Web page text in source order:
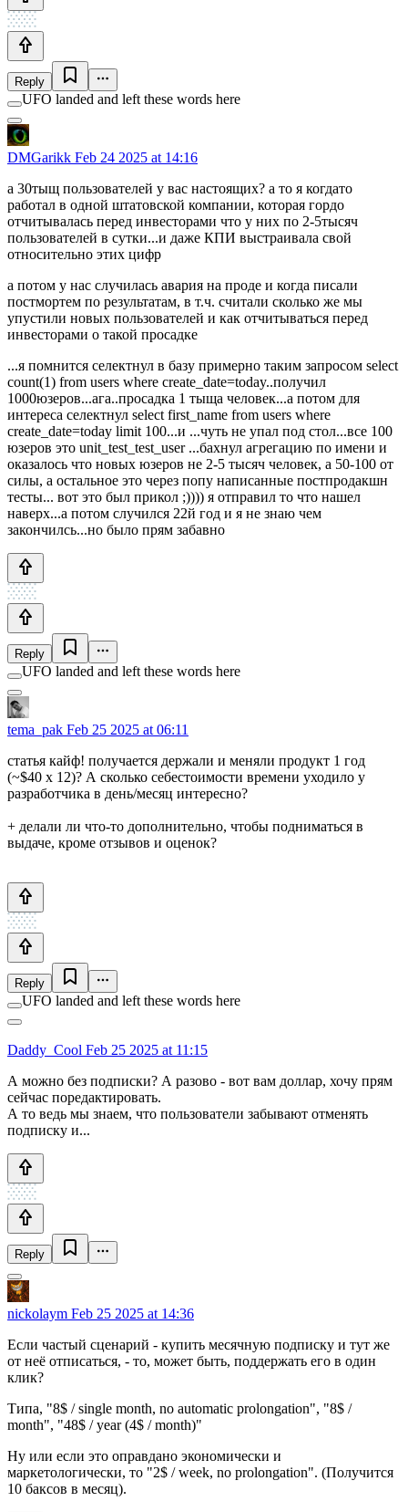
Reply
UFO landed and left these words here
DMGarikk Feb 24 2025 at 14:16
а 30тыщ пользователей у вас настоящих? а то я когдато
работал в одной штатовской компании, которая гордо
отчитывалась перед инвесторами что у них по 2-5тысяч
пользователей в сутки...и даже КПИ выстраивала свой
относительно этих цифр
а потом у нас случилась авария на проде и когда писали
постмортем по результатам, в т.ч. считали сколько же мы
упустили новых пользователей и как отчитываться перед
инвесторами о такой просадке
...я помнится селектнул в базу примерно таким запросом select
count(1) from users where create_date=today..получил
1000юзеров...ага..просадка 1 тыща человек...а потом для
интереса селектнул select first_name from users where
create_date=today limit 100...и ...чуть не упал под стол...все 100
юзеров это unit_test_test_user ...бахнул агрегацию по имени и
оказалось что новых юзеров не 2-5 тысяч человек, а 50-100 от
силы, а остальное это через попу написанные постпродакшн
тесты... вот это был прикол ;)))) я отправил то что нашел
наверх...а потом случился 22й год и я не знаю чем
закончилсь...но было прям забавно
Reply
UFO landed and left these words here
tema_pak Feb 25 2025 at 06:11
статья кайф! получается держали и меняли продукт 1 год
(~$40 x 12)? А сколько себестоимости времени уходило у
разработчика в день/месяц интересно?
+ делали ли что-то дополнительно, чтобы подниматься в
выдаче, кроме отзывов и оценок?
Reply
UFO landed and left these words here
Daddy_Cool Feb 25 2025 at 11:15
А можно без подписки? А разово - вот вам доллар, хочу прям
сейчас поредактировать.
А то ведь мы знаем, что пользователи забывают отменять
подписку и...
Reply
nickolaym Feb 25 2025 at 14:36
Если частый сценарий - купить месячную подписку и тут же
от неё отписаться, - то, может быть, поддержать его в один
клик?
Типа, "8$ / single month, no automatic prolongation", "8$ /
month", "48$ / year (4$ / month)"
Ну или если это оправдано экономически и
маркетологически, то "2$ / week, no prolongation". (Получится
10 баксов в месяц).